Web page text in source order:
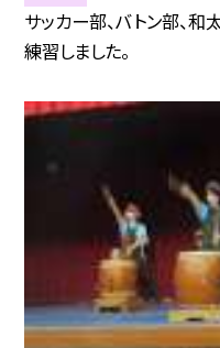
サッカー部、バトン部、和
練習しました。